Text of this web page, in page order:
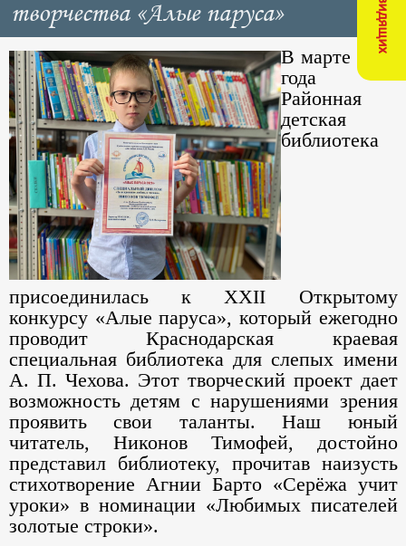
творчества «Алые паруса»
В марте 2026
года
Районная
детская
библиотека
присоединилась к XXII Открытому
конкурсу «Алые паруса», который ежегодно
проводит Краснодарская краевая
специальная библиотека для слепых имени
А. П. Чехова. Этот творческий проект дает
возможность детям с нарушениями зрения
проявить свои таланты. Наш юный
читатель, Никонов Тимофей, достойно
представил библиотеку, прочитав наизусть
стихотворение Агнии Барто «Серёжа учит
уроки» в номинации «Любимых писателей
золотые строки».